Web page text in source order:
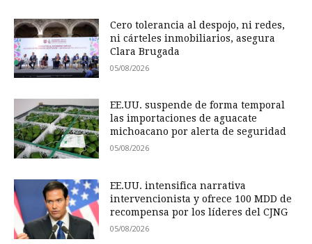
Cero tolerancia al despojo, ni redes,
ni cárteles inmobiliarios, asegura
Clara Brugada
05/08/2026
EE.UU. suspende de forma temporal
las importaciones de aguacate
michoacano por alerta de seguridad
05/08/2026
EE.UU. intensifica narrativa
intervencionista y ofrece 100 MDD de
recompensa por los líderes del CJNG
05/08/2026